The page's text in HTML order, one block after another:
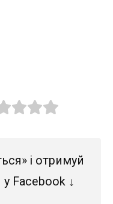
і отримуй
Facebook ↓